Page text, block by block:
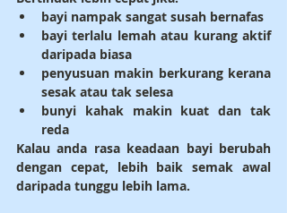
bayi nampak sangat susah bernafas
bayi terlalu lemah atau kurang aktif
daripada biasa
penyusuan makin berkurang kerana
sesak atau tak selesa
bunyi kahak makin kuat dan tak
reda
Kalau anda rasa keadaan bayi berubah
dengan cepat, lebih baik semak awal
daripada tunggu lebih lama.